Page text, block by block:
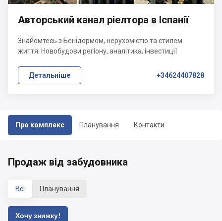
Про комплекс Планування Контакти
Авторський канал ріелтора в Іспанії
Знайомтесь з Бенідормом, нерухомістю та стилем
життя. Новобудови регіону, аналітика, інвестиції
Детальніше +34624407828
Продаж від забудовника
Всі Планування
Хочу знижку!